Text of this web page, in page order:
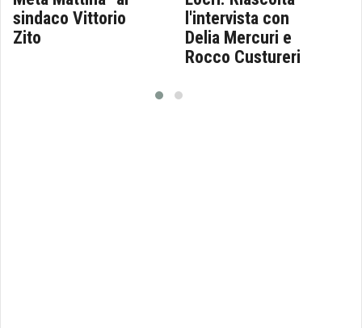
sindaco Vittorio
Zito
l'intervista con
Delia Mercuri e
Rocco Custureri